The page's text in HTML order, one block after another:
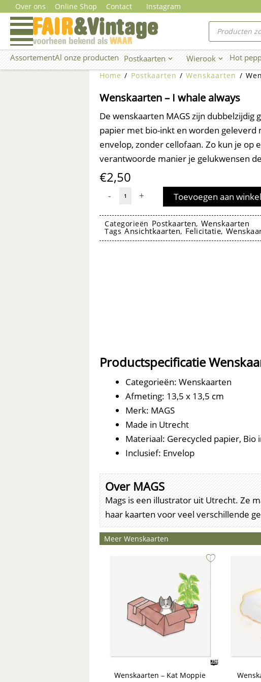
naar
inhoud
Over ons Online Shop Contact Instagram
Producten
zoeken
AssortementAl onze producten Postkaarten Open Postkaarten
Wierook Open Wierook
Hot
Home / Postkaarten /Wenskaarten /
Wenskaarten – I whale always
De wenskaarten MAGS zijn dubbelzijdig
papier met bio-inkt en worden geleverd
envelop, zonder cellofaan. Zo kun je op
verantwoorde manier je gelukwensen
€2,50
-
Wenskaarten
whale
+ Toevoegen aan
Categorieën Postkaarten, Wenskaarten
Tags Ansichtkaarten, Felicitatie,
Productspecificatie
Categorieën: Wenskaarten
Afmeting: 13,5 x 13,5 cm
Merk: MAGS
Made in Utrecht
Materiaal: Gerecycled papier, Bio
Inclusief: Envelop
Over MAGS
Mags is een illustrator uit Utrecht. Ze
haar kaarten voor veel verschillende
Meer Wenskaarten
Wenskaarten – Kat Moppie